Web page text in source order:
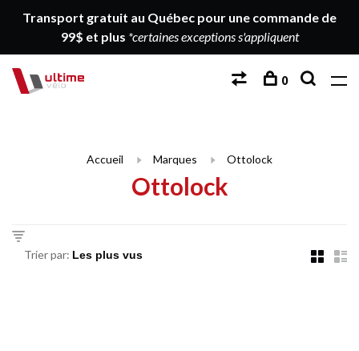
Transport gratuit au Québec pour une commande de
99$ et plus *certaines exceptions s'appliquent
0
Accueil Marques Ottolock
Ottolock
Trier par: